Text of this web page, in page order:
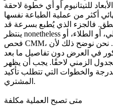
للتيتانيوم أو أي خطوة لاحقة
فالجزء الذي يُطبع بسرعة قد
ينتظر nonetheless تخفيف الإجهاد، أو التشغيل الآلي، أو الطلاء، أو
فحص CMM، أو الموافقة على العينة الأولى. نحن نوضح ذلك لأن
في العرض دون تفاصيل ما بعد
الزمني لاحقًا. يجب أن يظهر
والخطوات التي تتطلب تأكيد
المشتري.
متى تصبح العملية مكلفة